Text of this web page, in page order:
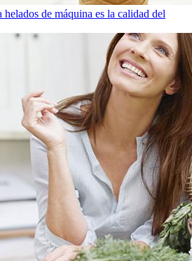
helados de máquina es la calidad del